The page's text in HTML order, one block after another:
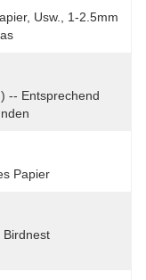
Usw., 1-2.5mm
-- Entsprechend
Papier
Birdnest